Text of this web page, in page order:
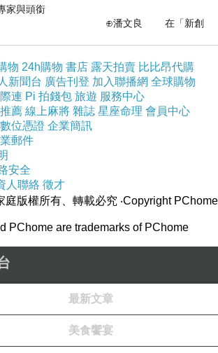
與頭銜
良 在「新創
物 24h購物 書店 露天拍賣 比比昂代購
新聞台 廣告刊登 加入聯播網 全球購物
連 Pi 拍錢包 旅遊 服務中心
薦 線上麻將 雜誌 星座命理 會員中心
數位憑證 企業簡訊
郵件
安全
人聯絡 徵才
庭版權所有、轉載必究 ‧Copyright PChome
PChome are trademarks of PChome
最新文章
美食饗宴